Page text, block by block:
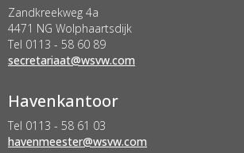
Zandkreekweg 4a
4471 NG Wolphaartsdijk
Tel 0113 - 58 60 89
taairaterces@wsvw.com
Havenkantoor
Tel 0113 - 58 61 03
retseemnevah@wsvw.com